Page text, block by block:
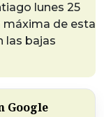
lunes 25
máxima de esta
las bajas
Google